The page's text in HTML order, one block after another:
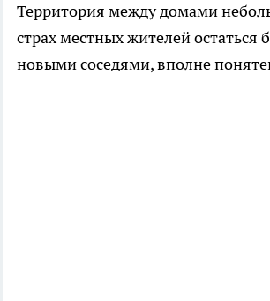
Территория между домами
страх местных жителей остаться
новыми соседями, вполне